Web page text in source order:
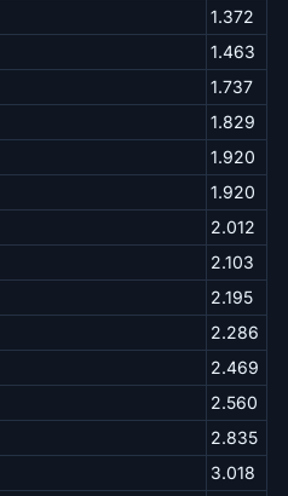
1.372
1.463
1.737
1.829
1.920
1.920
2.012
2.103
2.195
2.286
2.469
2.560
2.835
3.018